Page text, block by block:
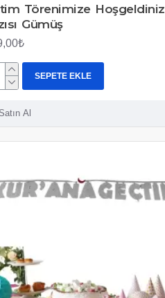
Törenimize Hoşgeldiniz
Gümüş
SEPETE EKLE
Satın Al